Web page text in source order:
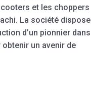
et les choppers
La société dispose
d’un pionnier dans
un avenir de